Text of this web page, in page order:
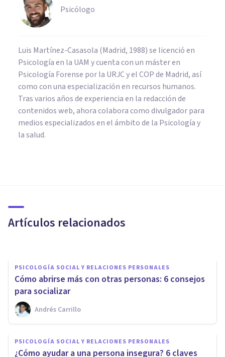
Psicólogo
Luis Martínez-Casasola (Madrid, 1988) se licenció en
Psicología en la UAM y cuenta con un máster en
Psicología Forense por la URJC y el COP de Madrid, así
como con una especialización en recursos humanos.
Tras varios años de experiencia en la redacción de
contenidos web, ahora colabora como divulgador para
medios especializados en el ámbito de la Psicología y
la salud.
Artículos relacionados
amigos: 7 consejos prácticos
PSICOLOGÍA SOCIAL Y RELACIONES PERSONALES
Cómo abrirse más con otras personas: 6 consejos
para socializar
Andrés Carrillo
PSICOLOGÍA SOCIAL Y RELACIONES PERSONALES
¿Cómo ayudar a una persona insegura? 6 claves
PSICOLOGÍA SOCIAL Y RELACIONES PERSONALES
Cómo saber si tengo una
obsesión por alguien: 4